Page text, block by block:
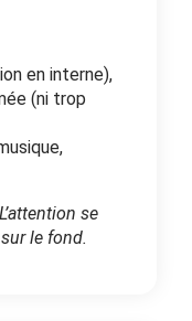
en interne),
(ni trop
se
le fond.